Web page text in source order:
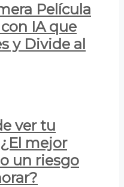
Película
IA que
y Divide al
ver tu
mejor
un riesgo